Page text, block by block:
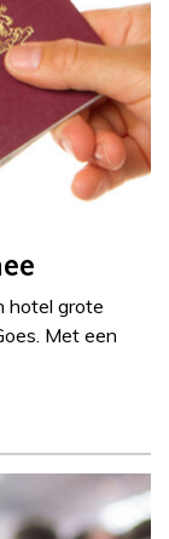
hotel grote
Met een